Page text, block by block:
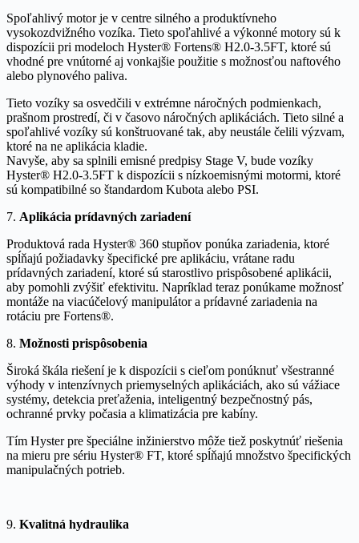
Spoľahlivý motor je v centre silného a produktívneho
vysokozdvižného vozíka. Tieto spoľahlivé a výkonné motory sú k
dispozícii pri modeloch Hyster® Fortens® H2.0-3.5FT, ktoré sú
vhodné pre vnútorné aj vonkajšie použitie s možnosťou naftového
alebo plynového paliva.
Tieto vozíky sa osvedčili v extrémne náročných podmienkach,
prašnom prostredí, či v časovo náročných aplikáciách. Tieto silné a
spoľahlivé vozíky sú konštruované tak, aby neustále čelili výzvam,
ktoré na ne aplikácia kladie.
Navyše, aby sa splnili emisné predpisy Stage V, bude vozíky
Hyster® H2.0-3.5FT k dispozícii s nízkoemisnými motormi, ktoré
sú kompatibilné so štandardom Kubota alebo PSI.
7. Aplikácia prídavných zariadení
Produktová rada Hyster® 360 stupňov ponúka zariadenia, ktoré
spĺňajú požiadavky špecifické pre aplikáciu, vrátane radu
prídavných zariadení, ktoré sú starostlivo prispôsobené aplikácii,
aby pomohli zvýšiť efektivitu. Napríklad teraz ponúkame možnosť
montáže na viacúčelový manipulátor a prídavné zariadenia na
rotáciu pre Fortens®.
8. Možnosti prispôsobenia
Široká škála riešení je k dispozícii s cieľom ponúknuť všestranné
výhody v intenzívnych priemyselných aplikáciách, ako sú vážiace
systémy, detekcia preťaženia, inteligentný bezpečnostný pás,
ochranné prvky počasia a klimatizácia pre kabíny.
Tím Hyster pre špeciálne inžinierstvo môže tiež poskytnúť riešenia
na mieru pre sériu Hyster® FT, ktoré spĺňajú množstvo špecifických
manipulačných potrieb.
9. Kvalitná hydraulika